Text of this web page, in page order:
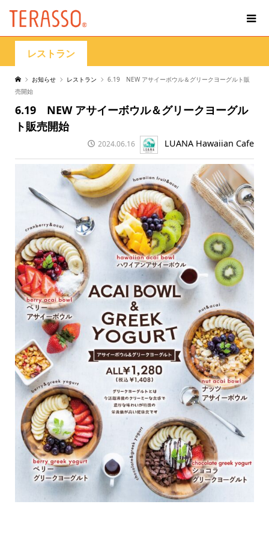
レストラン
お知らせ レストラン
6.19 NEW アサイーボウル＆グリークヨーグルト販
売開始
6.19 NEW アサイーボウル＆グリークヨーグル
ト販売開始
2024.06.16 LUANA Hawaiian Cafe